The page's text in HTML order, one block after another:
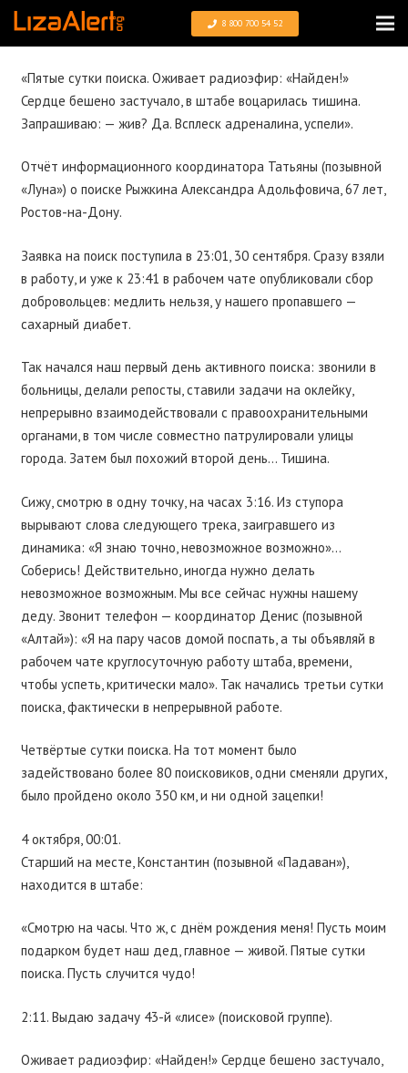
8 800 700 54 52
«Пятые сутки поиска. Оживает радиоэфир: «Найден!»
Сердце бешено застучало, в штабе воцарилась тишина.
Запрашиваю: — жив? Да. Всплеск адреналина, успели».
Отчёт информационного координатора Татьяны (позывной
«Луна») о поиске Рыжкина Александра Адольфовича, 67 лет,
Ростов-на-Дону.
Заявка на поиск поступила в 23:01, 30 сентября. Сразу взяли
в работу, и уже к 23:41 в рабочем чате опубликовали сбор
добровольцев: медлить нельзя, у нашего пропавшего —
сахарный диабет.
Так начался наш первый день активного поиска: звонили в
больницы, делали репосты, ставили задачи на оклейку,
непрерывно взаимодействовали с правоохранительными
органами, в том числе совместно патрулировали улицы
города. Затем был похожий второй день… Тишина.
Сижу, смотрю в одну точку, на часах 3:16. Из ступора
вырывают слова следующего трека, заигравшего из
динамика: «Я знаю точно, невозможное возможно»…
Соберись! Действительно, иногда нужно делать
невозможное возможным. Мы все сейчас нужны нашему
деду. Звонит телефон — координатор Денис (позывной
«Алтай»): «Я на пару часов домой поспать, а ты объявляй в
рабочем чате круглосуточную работу штаба, времени,
чтобы успеть, критически мало». Так начались третьи сутки
поиска, фактически в непрерывной работе.
Четвёртые сутки поиска. На тот момент было
задействовано более 80 поисковиков, одни сменяли других,
было пройдено около 350 км, и ни одной зацепки!
4 октября, 00:01.
Старший на месте, Константин (позывной «Падаван»),
находится в штабе:
«Смотрю на часы. Что ж, с днём рождения меня! Пусть моим
подарком будет наш дед, главное — живой. Пятые сутки
поиска. Пусть случится чудо!
2:11. Выдаю задачу 43-й «лисе» (поисковой группе).
Оживает радиоэфир: «Найден!» Сердце бешено застучало,